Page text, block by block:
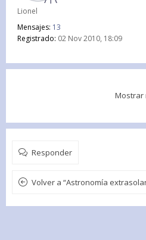
Lionel
Mensajes: 13
Registrado: 02 Nov 2010, 18:09
Mostrar
Responder
Volver a “Astronomía